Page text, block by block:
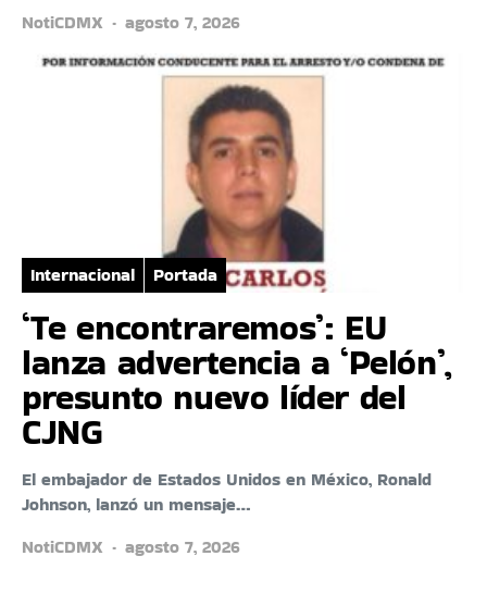
NotiCDMX
agosto 7, 2026
Internacional Portada
‘Te encontraremos’: EU
lanza advertencia a ‘Pelón’,
presunto nuevo líder del
CJNG
El embajador de Estados Unidos en México, Ronald
Johnson, lanzó un mensaje…
NotiCDMX
agosto 7, 2026